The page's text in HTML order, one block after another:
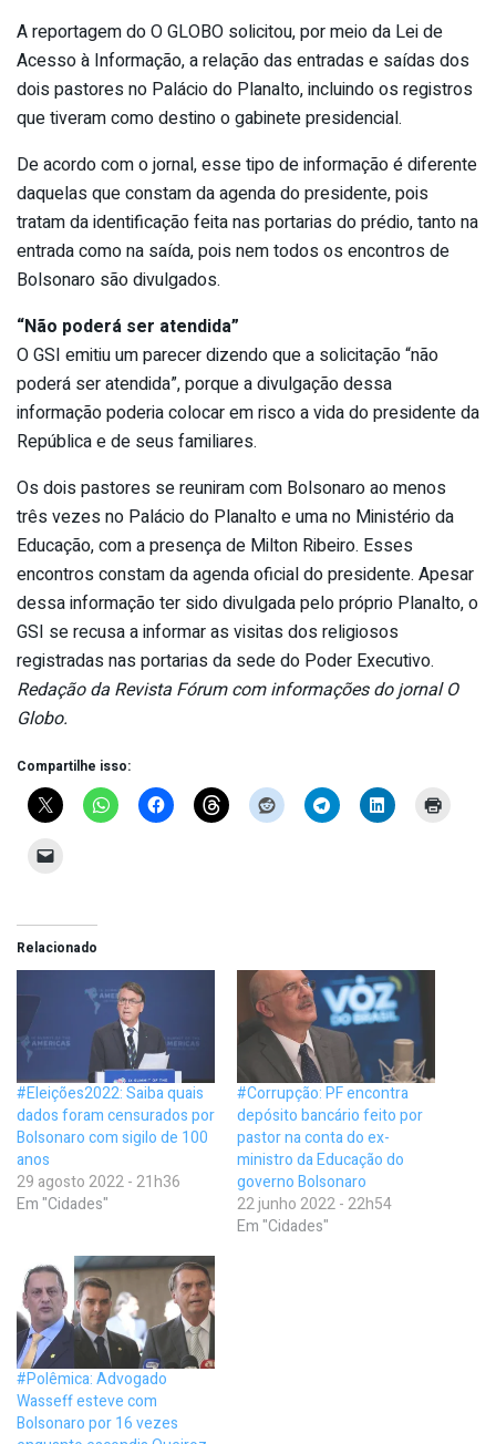
A reportagem do O GLOBO solicitou, por meio da Lei de
Acesso à Informação, a relação das entradas e saídas dos
dois pastores no Palácio do Planalto, incluindo os registros
que tiveram como destino o gabinete presidencial.
De acordo com o jornal, esse tipo de informação é diferente
daquelas que constam da agenda do presidente, pois
tratam da identificação feita nas portarias do prédio, tanto na
entrada como na saída, pois nem todos os encontros de
Bolsonaro são divulgados.
“Não poderá ser atendida”
O GSI emitiu um parecer dizendo que a solicitação “não
poderá ser atendida”, porque a divulgação dessa
informação poderia colocar em risco a vida do presidente da
República e de seus familiares.
Os dois pastores se reuniram com Bolsonaro ao menos
três vezes no Palácio do Planalto e uma no Ministério da
Educação, com a presença de Milton Ribeiro. Esses
encontros constam da agenda oficial do presidente. Apesar
dessa informação ter sido divulgada pelo próprio Planalto, o
GSI se recusa a informar as visitas dos religiosos
registradas nas portarias da sede do Poder Executivo.
Redação da Revista Fórum com informações do jornal O
Globo.
Compartilhe isso:
Relacionado
#Eleições2022: Saiba quais
dados foram censurados por
Bolsonaro com sigilo de 100
anos
29 agosto 2022 - 21h36
Em "Cidades"
#Corrupção: PF encontra
depósito bancário feito por
pastor na conta do ex-
ministro da Educação do
governo Bolsonaro
22 junho 2022 - 22h54
Em "Cidades"
#Polêmica: Advogado
Wasseff esteve com
Bolsonaro por 16 vezes